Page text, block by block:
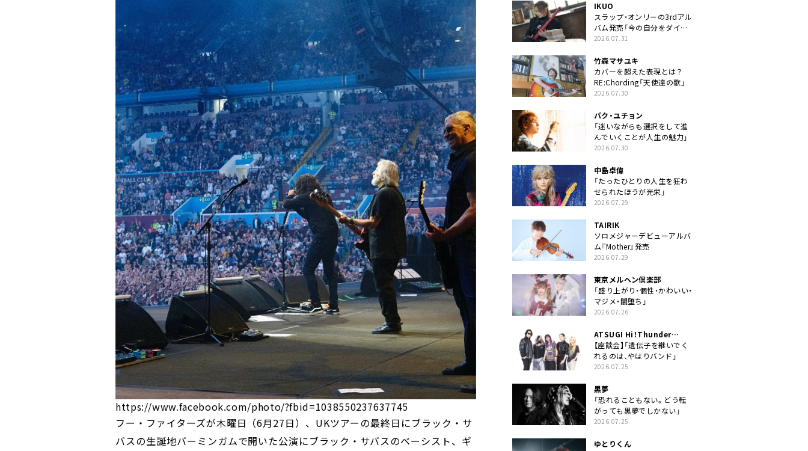
https://www.facebook.com/photo/?fbid=1038550237637745
フー・ファイターズが木曜日（6月27日）、UKツアーの最終日にブラック・サ
バスの生誕地バーミンガムで開いた公演にブラック・サバスのベーシスト、ギ
IKUO
スラップ・オンリーの3rdアル
バム発売「今の自分をダイレ
クトに」
2026.07.31
竹森マサユキ
カバーを超えた表現とは？
RE:Chording「天使達の歌」
2026.07.30
パク・ユチョン
「迷いながらも選択をして進
んでいくことが人生の魅力」
2026.07.30
中島卓偉
「たったひとりの人生を狂わ
せられたほうが光栄」
2026.07.29
TAIRIK
ソロメジャーデビューアルバ
ム『Mother』発売
2026.07.29
東京メルヘン倶楽部
「盛り上がり・個性・かわいい・
マジメ・闇堕ち」
2026.07.26
ATSUGI Hi！Thunder
Rock Festival
【座談会】「遺伝子を継いでく
れるのは、やはりバンド」
2026.07.25
黒夢
「恐れることもない。どう転
がっても黒夢でしかない」
2026.07.25
ゆとりくん